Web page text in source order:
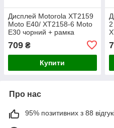
Дисплей Motorola XT2159
Moto E40/ XT2158-6 Moto
E30 чорний + рамка
709 ₴
Купити
Про нас
95% позитивних з 88